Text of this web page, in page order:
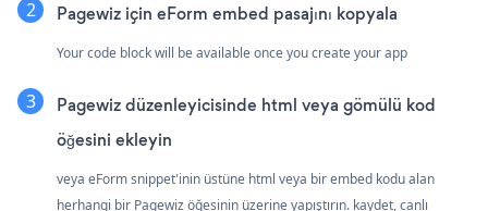
Pagewiz için eForm embed pasajını kopyala
Your code block will be available once you create your app
Pagewiz düzenleyicisinde html veya gömülü kod
öğesini ekleyin
veya eForm snippet'inin üstüne html veya bir embed kodu alan
herhangi bir Pagewiz öğesinin üzerine yapıştırın. kaydet, canlı